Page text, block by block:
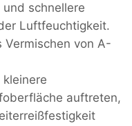
schnellere
Luftfeuchtigkeit.
Vermischen von A-
auftreten,